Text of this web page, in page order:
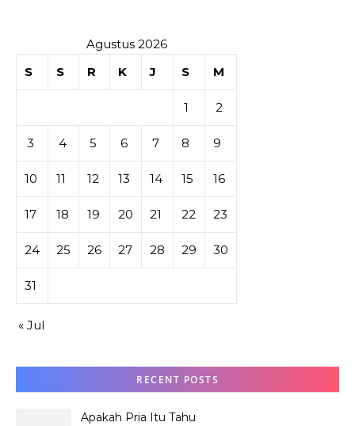
Agustus 2026
S
S R K J S M
1 2
3 4 5 6 7 8 9
10 11 12 13 14 15 16
17 18 19 20 21 22 23
24 25 26 27 28 29 30
31
« Jul
RECENT POSTS
Apakah Pria Itu Tahu